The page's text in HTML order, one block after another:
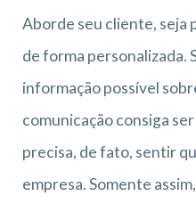
Aborde seu cliente, seja
de forma personalizada.
informação possível
comunicação consiga
precisa, de fato, sentir
empresa. Somente